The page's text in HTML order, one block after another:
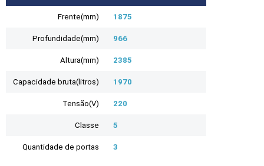
Frente(mm) 1875
Profundidade(mm) 966
Altura(mm) 2385
Capacidade bruta(litros) 1970
Tensão(V) 220
Classe 5
Quantidade de portas 3